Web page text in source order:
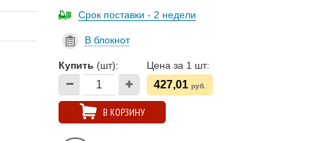
Срок поставки - 2 недели
В блокнот
Купить (шт): Цена за 1 шт:
427,01 руб.
В КОРЗИНУ